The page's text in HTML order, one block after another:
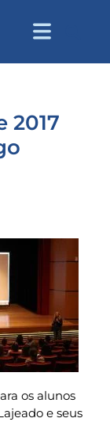
2017
os alunos
e seus